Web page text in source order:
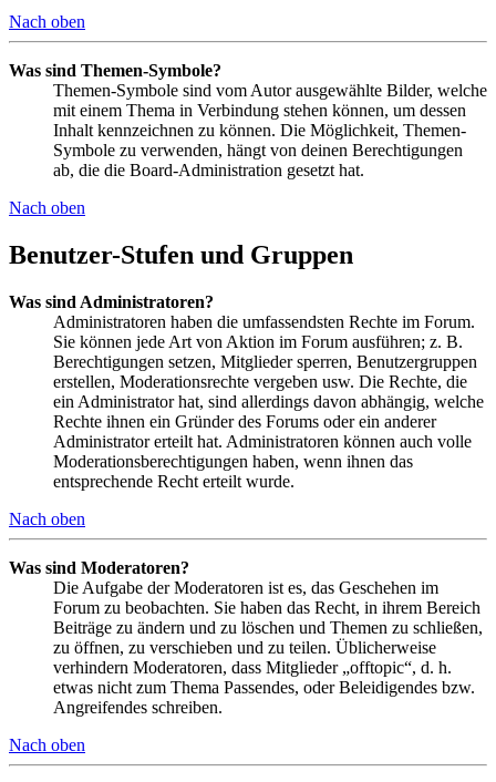
Nach oben
Was sind Themen-Symbole?
Themen-Symbole sind vom Autor ausgewählte Bilder, welche
mit einem Thema in Verbindung stehen können, um dessen
Inhalt kennzeichnen zu können. Die Möglichkeit, Themen-
Symbole zu verwenden, hängt von deinen Berechtigungen
ab, die die Board-Administration gesetzt hat.
Nach oben
Benutzer-Stufen und Gruppen
Was sind Administratoren?
Administratoren haben die umfassendsten Rechte im Forum.
Sie können jede Art von Aktion im Forum ausführen; z. B.
Berechtigungen setzen, Mitglieder sperren, Benutzergruppen
erstellen, Moderationsrechte vergeben usw. Die Rechte, die
ein Administrator hat, sind allerdings davon abhängig, welche
Rechte ihnen ein Gründer des Forums oder ein anderer
Administrator erteilt hat. Administratoren können auch volle
Moderationsberechtigungen haben, wenn ihnen das
entsprechende Recht erteilt wurde.
Nach oben
Was sind Moderatoren?
Die Aufgabe der Moderatoren ist es, das Geschehen im
Forum zu beobachten. Sie haben das Recht, in ihrem Bereich
Beiträge zu ändern und zu löschen und Themen zu schließen,
zu öffnen, zu verschieben und zu teilen. Üblicherweise
verhindern Moderatoren, dass Mitglieder „offtopic“, d. h.
etwas nicht zum Thema Passendes, oder Beleidigendes bzw.
Angreifendes schreiben.
Nach oben